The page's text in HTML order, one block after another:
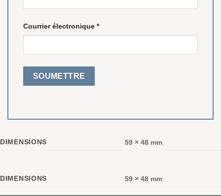
Courrier électronique *
DIMENSIONS 59 × 48 mm
DIMENSIONS 59 × 48 mm